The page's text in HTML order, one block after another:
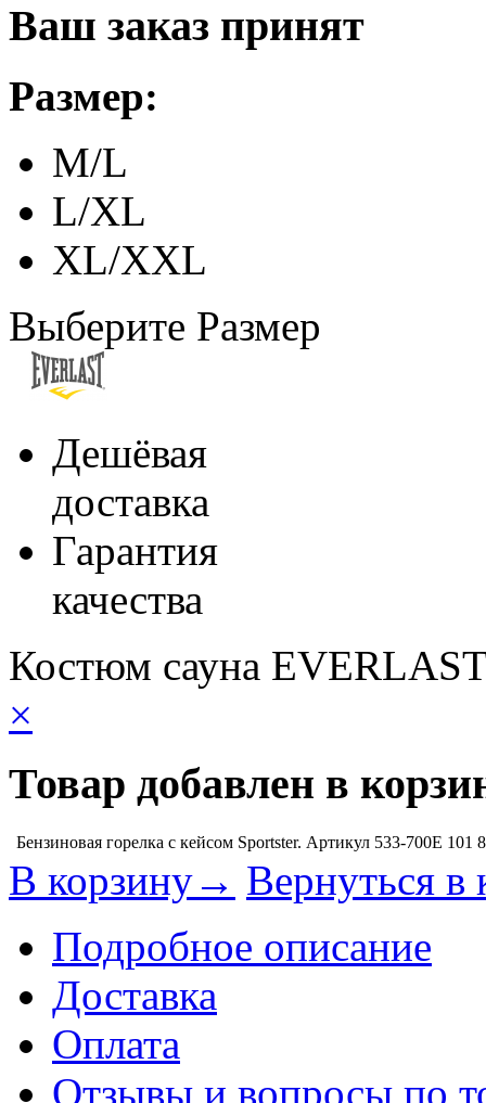
Ваш заказ принят
Размер:
M/L
L/XL
XL/XXL
Выберите Размер
Дешёвая
доставка
Гарантия
качества
Костюм сауна
×
Товар добавлен в
Бензиновая горелка с кейсом Sportster. Артикул 533-700E 101
В корзину→ Вернуться в
Подробное описание
Доставка
Оплата
Отзывы и вопросы по